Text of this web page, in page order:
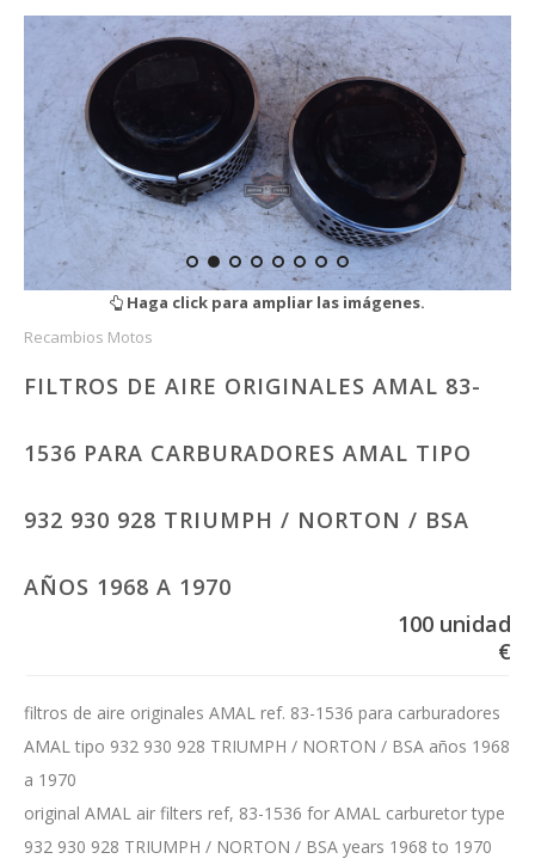
Haga click para ampliar las imágenes.
Recambios Motos
FILTROS DE AIRE ORIGINALES AMAL 83-
1536 PARA CARBURADORES AMAL TIPO
932 930 928 TRIUMPH / NORTON / BSA
AÑOS 1968 A 1970
100 unidad
€
filtros de aire originales AMAL ref. 83-1536 para carburadores
AMAL tipo 932 930 928 TRIUMPH / NORTON / BSA años 1968
a 1970
original AMAL air filters ref, 83-1536 for AMAL carburetor type
932 930 928 TRIUMPH / NORTON / BSA years 1968 to 1970